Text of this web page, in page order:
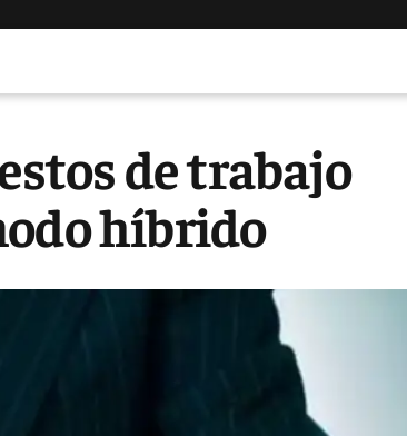
de trabajo
híbrido